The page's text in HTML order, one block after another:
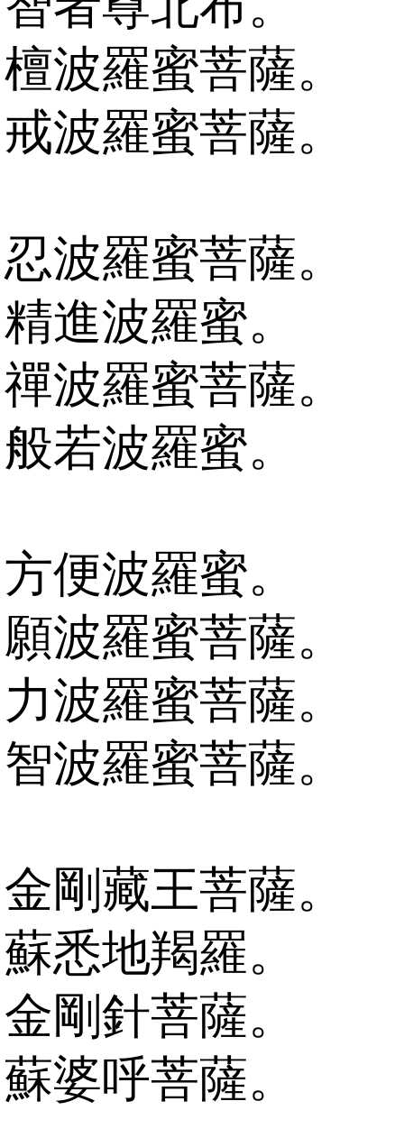
檀波羅蜜菩薩。
戒波羅蜜菩薩。
忍波羅蜜菩薩。
精進波羅蜜。
禪波羅蜜菩薩。
般若波羅蜜。
方便波羅蜜。
願波羅蜜菩薩。
力波羅蜜菩薩。
智波羅蜜菩薩。
金剛藏王菩薩。
蘇悉地羯羅。
金剛針菩薩。
蘇婆呼菩薩。